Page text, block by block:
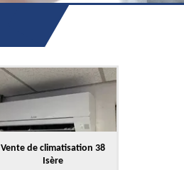
Vente de climatisation 38
Isère